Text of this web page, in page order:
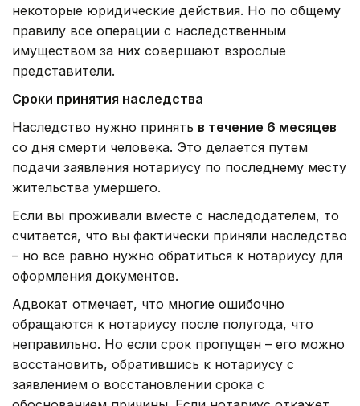
некоторые юридические действия. Но по общему
правилу все операции с наследственным
имуществом за них совершают взрослые
представители.
Сроки принятия наследства
Наследство нужно принять в течение 6 месяцев
со дня смерти человека. Это делается путем
подачи заявления нотариусу по последнему месту
жительства умершего.
Если вы проживали вместе с наследодателем, то
считается, что вы фактически приняли наследство
– но все равно нужно обратиться к нотариусу для
оформления документов.
Адвокат отмечает, что многие ошибочно
обращаются к нотариусу после полугода, что
неправильно. Но если срок пропущен – его можно
восстановить, обратившись к нотариусу с
заявлением о восстановлении срока с